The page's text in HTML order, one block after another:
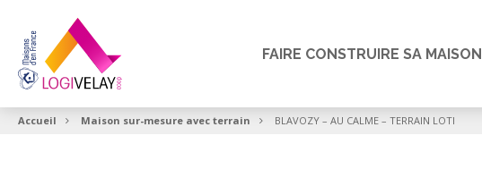
FAIRE CONSTRUIRE SA MAISON
Accueil Maison sur-mesure avec terrain BLAVOZY – AU CALME – TERRAIN LOTI